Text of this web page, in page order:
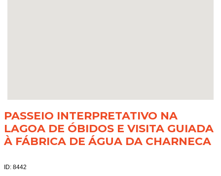
PASSEIO INTERPRETATIVO NA
LAGOA DE ÓBIDOS E VISITA GUIADA
À FÁBRICA DE ÁGUA DA CHARNECA
ID: 8442